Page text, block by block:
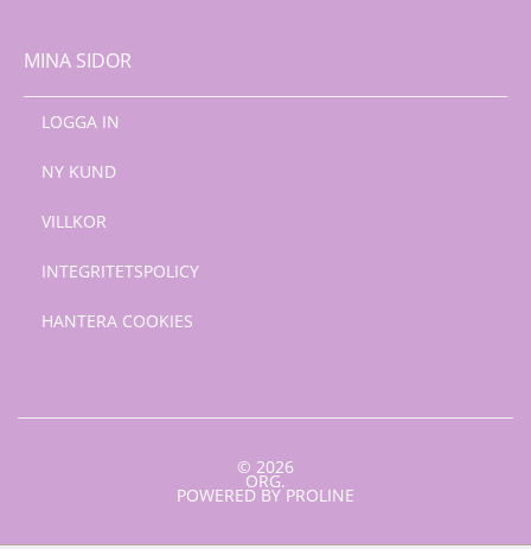
MINA SIDOR
LOGGA IN
NY KUND
VILLKOR
INTEGRITETSPOLICY
HANTERA COOKIES
© 2026
ORG.
POWERED BY PROLINE